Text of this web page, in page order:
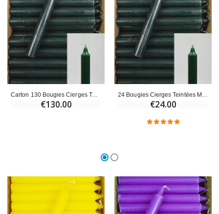
Carton 130 Bougies Cierges Teintées Masse Vert Sapin
€130.00 €24.00